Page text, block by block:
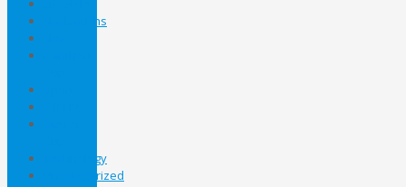
Nachwuchs
Technology
Uncategorized